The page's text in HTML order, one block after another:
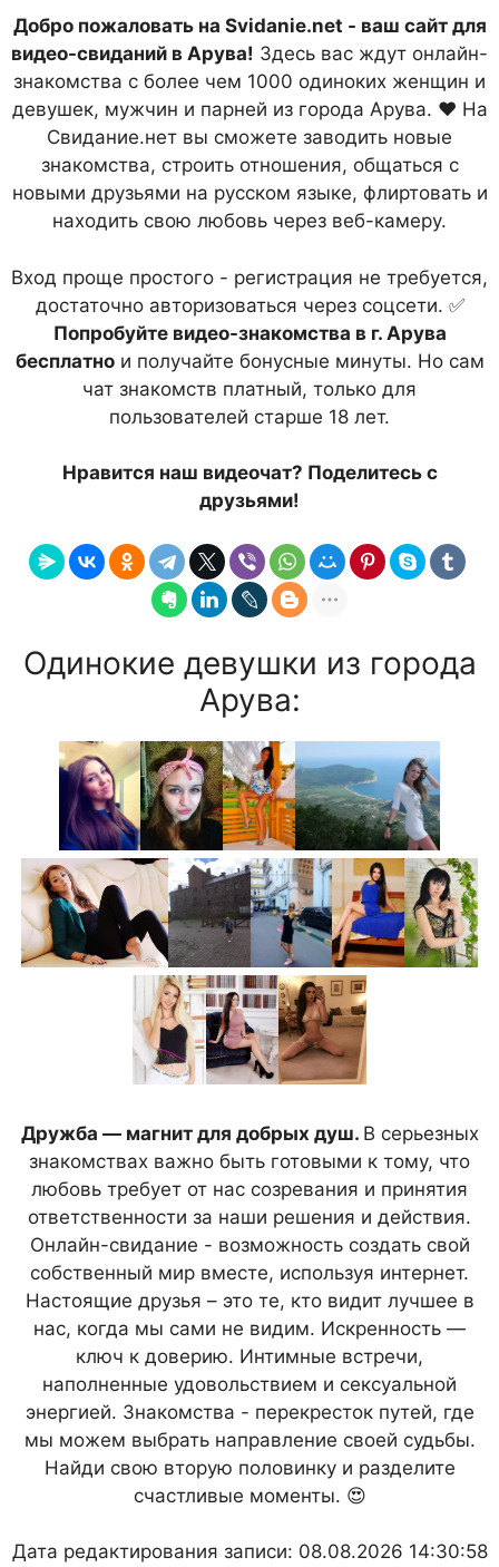
Добро пожаловать на Svidanie.net - ваш сайт для
видео-свиданий в Арува! Здесь вас ждут онлайн-
знакомства с более чем 1000 одиноких женщин и
девушек, мужчин и парней из города Арува. ❤ На
Свидание.нет вы сможете заводить новые
знакомства, строить отношения, общаться с
новыми друзьями на русском языке, флиртовать и
находить свою любовь через веб-камеру.
Вход проще простого - регистрация не требуется,
достаточно авторизоваться через соцсети. ✅
Попробуйте видео-знакомства в г. Арува
бесплатнои получайте бонусные минуты. Но сам
чат знакомств платный, только для
пользователей старше 18 лет.
Нравится наш видеочат? Поделитесь с
друзьями!
Одинокие девушки из города
Арува:
Дружба — магнит для добрых душ. В серьезных
знакомствах важно быть готовыми к тому, что
любовь требует от нас созревания и принятия
ответственности за наши решения и действия.
Онлайн-свидание - возможность создать свой
собственный мир вместе, используя интернет.
Настоящие друзья – это те, кто видит лучшее в
нас, когда мы сами не видим. Искренность —
ключ к доверию. Интимные встречи,
наполненные удовольствием и сексуальной
энергией. Знакомства - перекресток путей, где
мы можем выбрать направление своей судьбы.
Найди свою вторую половинку и разделите
счастливые моменты. 😍
Дата редактирования записи: 08.08.2026 14:30:58